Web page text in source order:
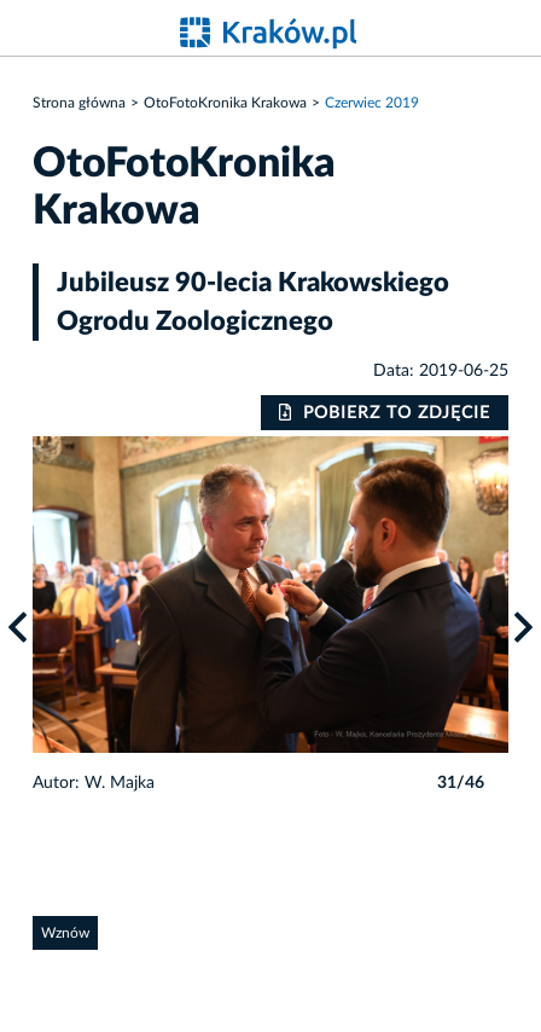
Strona główna OtoFotoKronika Krakowa Czerwiec 2019
OtoFotoKronika
Krakowa
Jubileusz 90-lecia Krakowskiego
Ogrodu Zoologicznego
Data: 2019-06-25
POBIERZ TO ZDJĘCIE
Autor: W. Majka 31/46
Wznów